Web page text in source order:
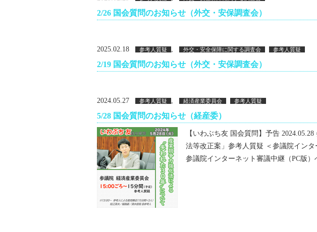
2/26 国会質問のお知らせ（外交・安保調査会）
2025.02.18 参考人質疑 外交・安全保障に関する調査会 参考人質疑
2/19 国会質問のお知らせ（外交・安保調査会）
2024.05.27 参考人質疑 経済産業委員会 参考人質疑
5/28 国会質問のお知らせ（経産委）
【いわぶち友 国会質問】予告
法等改正案」参考人質疑 ＜参議院イン
参議院インターネット審議中継（PC版）